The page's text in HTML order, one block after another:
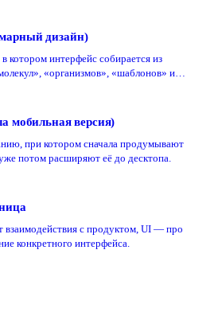
дизайн)
котором интерфейс собирается из
«организмов», «шаблонов» и
мобильная версия)
при котором сначала продумывают
потом расширяют её до десктопа.
с продуктом, UI — про
конкретного интерфейса.